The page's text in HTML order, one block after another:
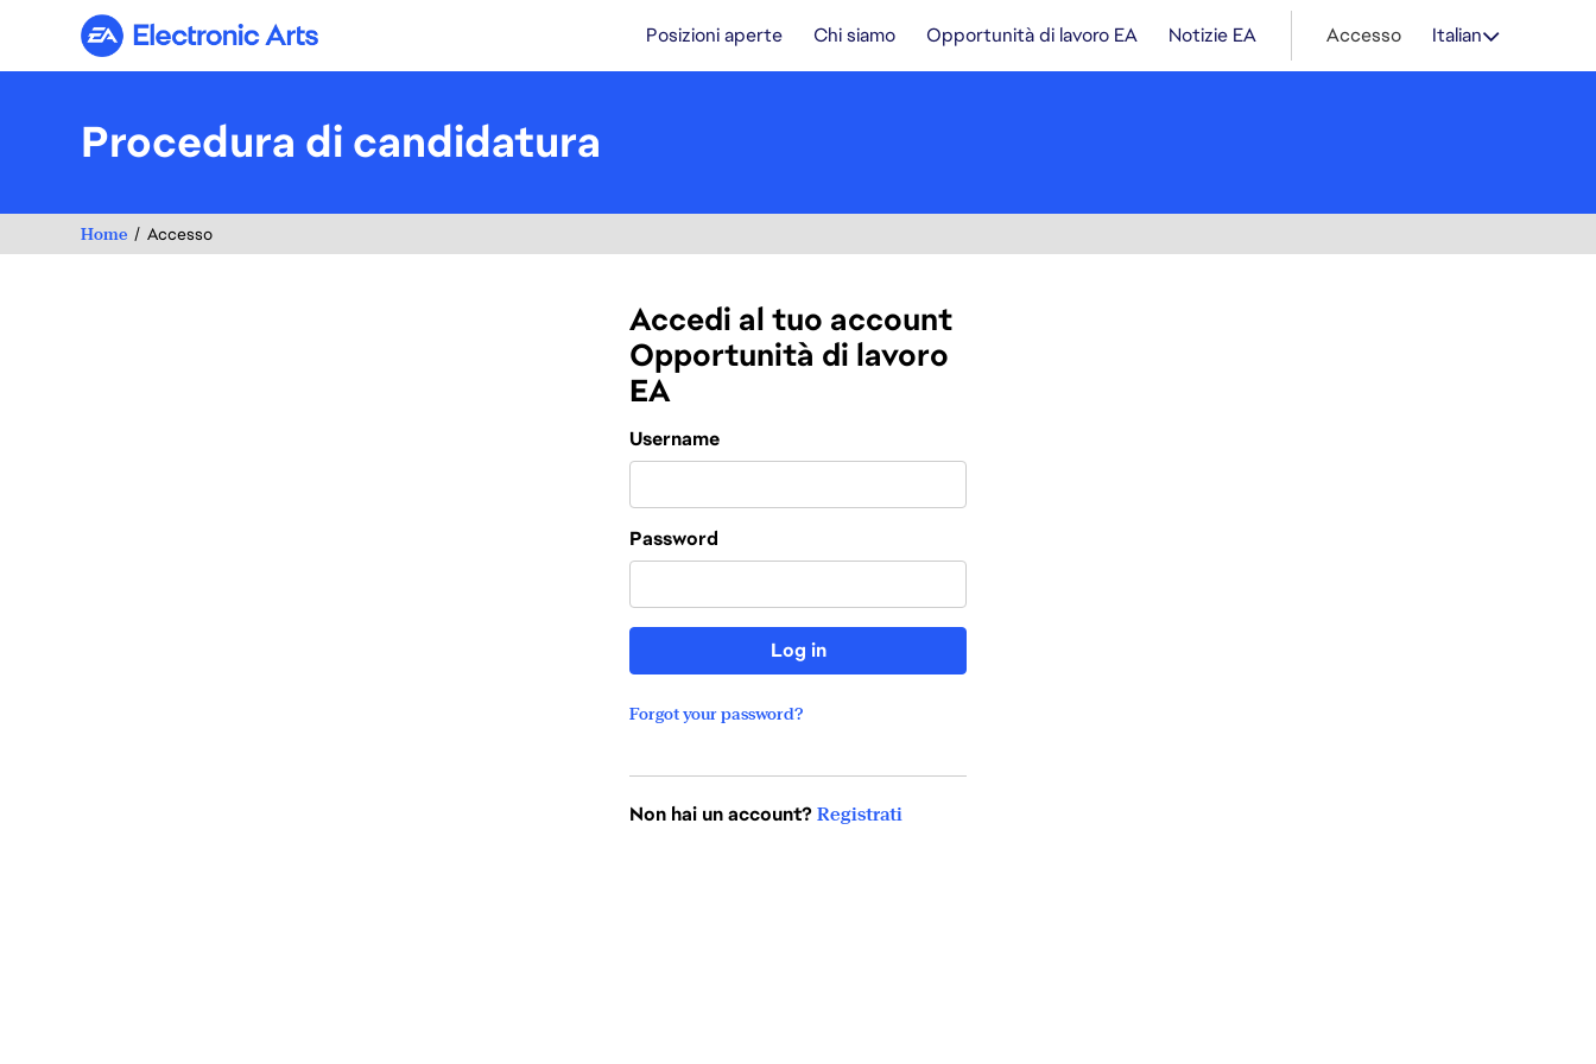
Electronic Arts Posizioni aperte Chi siamo Opportunità di lavoro EA Notizie EA Accesso Italian
Procedura di candidatura
Home Accesso
Accedi al tuo account
Opportunità di lavoro
EA
Login
Username
Password
Log in
Forgot your password?
Non hai un account? Registrati